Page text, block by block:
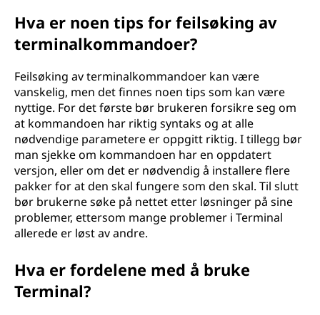
Hva er noen tips for feilsøking av
terminalkommandoer?
Feilsøking av terminalkommandoer kan være
vanskelig, men det finnes noen tips som kan være
nyttige. For det første bør brukeren forsikre seg om
at kommandoen har riktig syntaks og at alle
nødvendige parametere er oppgitt riktig. I tillegg bør
man sjekke om kommandoen har en oppdatert
versjon, eller om det er nødvendig å installere flere
pakker for at den skal fungere som den skal. Til slutt
bør brukerne søke på nettet etter løsninger på sine
problemer, ettersom mange problemer i Terminal
allerede er løst av andre.
Hva er fordelene med å bruke
Terminal?